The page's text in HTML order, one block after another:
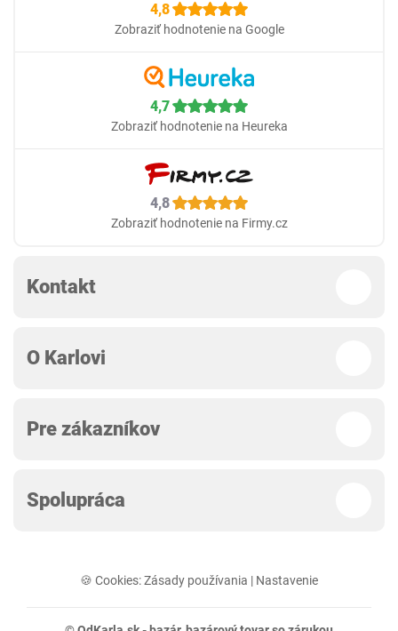
4,8
Zobraziť hodnotenie na Google
4,7
Zobraziť hodnotenie na Heureka
4,8
Zobraziť hodnotenie na Firmy.cz
Kontakt
O Karlovi
Pre zákazníkov
Spolupráca
🍪 Cookies:Zásady používania | Nastavenie